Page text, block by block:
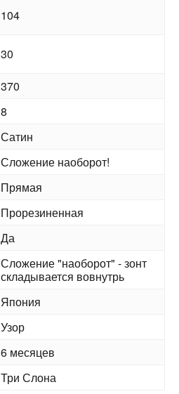
104
30
370
8
Сатин
Сложение наоборот!
Прямая
Прорезиненная
Да
Сложение "наоборот" - зонт
складывается вовнутрь
Япония
Узор
6 месяцев
Три Слона